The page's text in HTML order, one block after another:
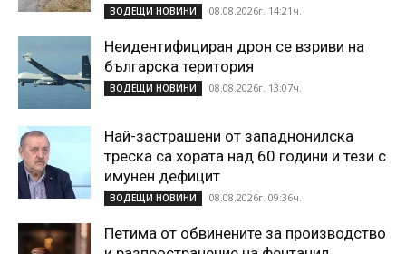
ВОДЕЩИ НОВИНИ 08.08.2026г. 14:21ч.
Неидентифициран дрон се взриви на
българска територия
ВОДЕЩИ НОВИНИ 08.08.2026г. 13:07ч.
Най-застрашени от западнонилска
треска са хората над 60 години и тези с
имунен дефицит
ВОДЕЩИ НОВИНИ 08.08.2026г. 09:36ч.
Петима от обвинените за производство